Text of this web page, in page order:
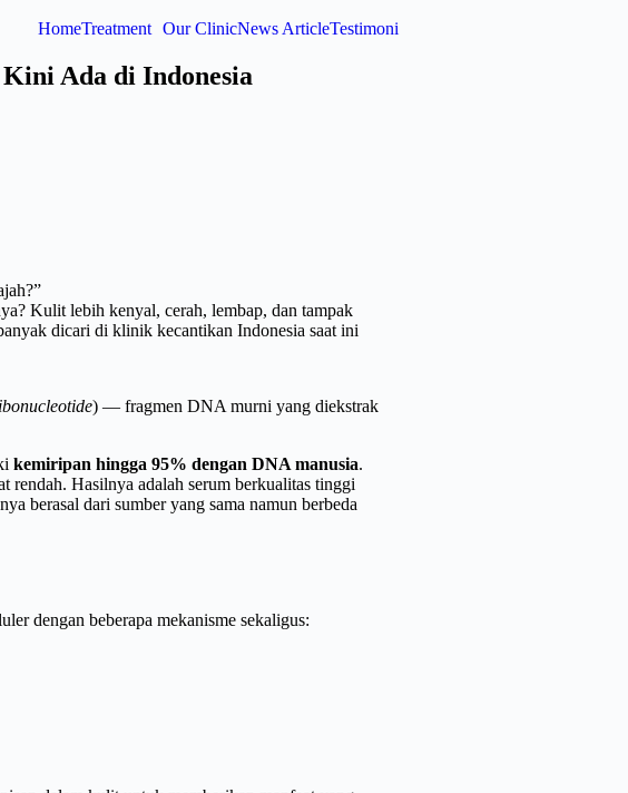
HomeTreatment Our ClinicNews ArticleTestimoni
Ada di Indonesia
Kulit lebih kenyal, cerah, lembap, dan tampak
dicari di klinik kecantikan Indonesia saat ini
) — fragmen DNA murni yang diekstrak
kemiripan hingga 95% dengan DNA manusia.
Hasilnya adalah serum berkualitas tinggi
berasal dari sumber yang sama namun berbeda
dengan beberapa mekanisme sekaligus: